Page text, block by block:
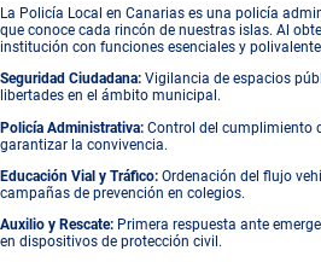
La Policía Local en Canarias es una policía
que conoce cada rincón de nuestras islas. Al
institución con funciones esenciales y
Seguridad Ciudadana: Vigilancia de espacios
libertades en el ámbito municipal.
Policía Administrativa: Control del cumplimiento
garantizar la convivencia.
Educación Vial y Tráfico: Ordenación del flujo
campañas de prevención en colegios.
Auxilio y Rescate: Primera respuesta ante
en dispositivos de protección civil.